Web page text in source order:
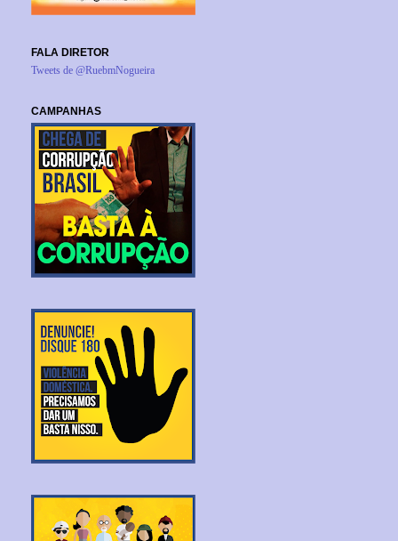
FALA DIRETOR
Tweets de @RuebmNogueira
CAMPANHAS